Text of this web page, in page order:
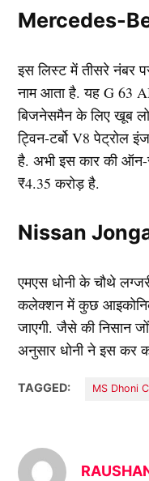
Mercedes-
इस लिस्ट में तीसरे नंबर
नाम आता है. यह G 63
बिजनेसमैन के लिए खूब
ट्विन-टर्बो V8 पेट्रोल
है. अभी इस कार की ऑन-
₹4.35 करोड़ है.
Nissan
एमएस धोनी के चौथे
कलेक्शन में कुछ
जाएगी. जैसे की निसान
अनुसार धोनी ने इस कर
TAGGED: MS Dhoni